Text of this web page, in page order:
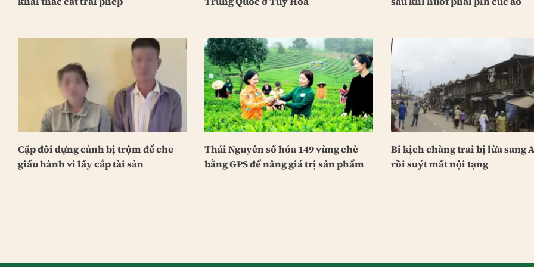
Cặp đôi dựng cảnh bị trộm để che
giấu hành vi lấy cắp tài sản
Thái Nguyên số hóa 149 vùng chè
bằng GPS để nâng giá trị sản phẩm
Bi kịch chàng trai bị lừa sang
rồi suýt mất nội tạng